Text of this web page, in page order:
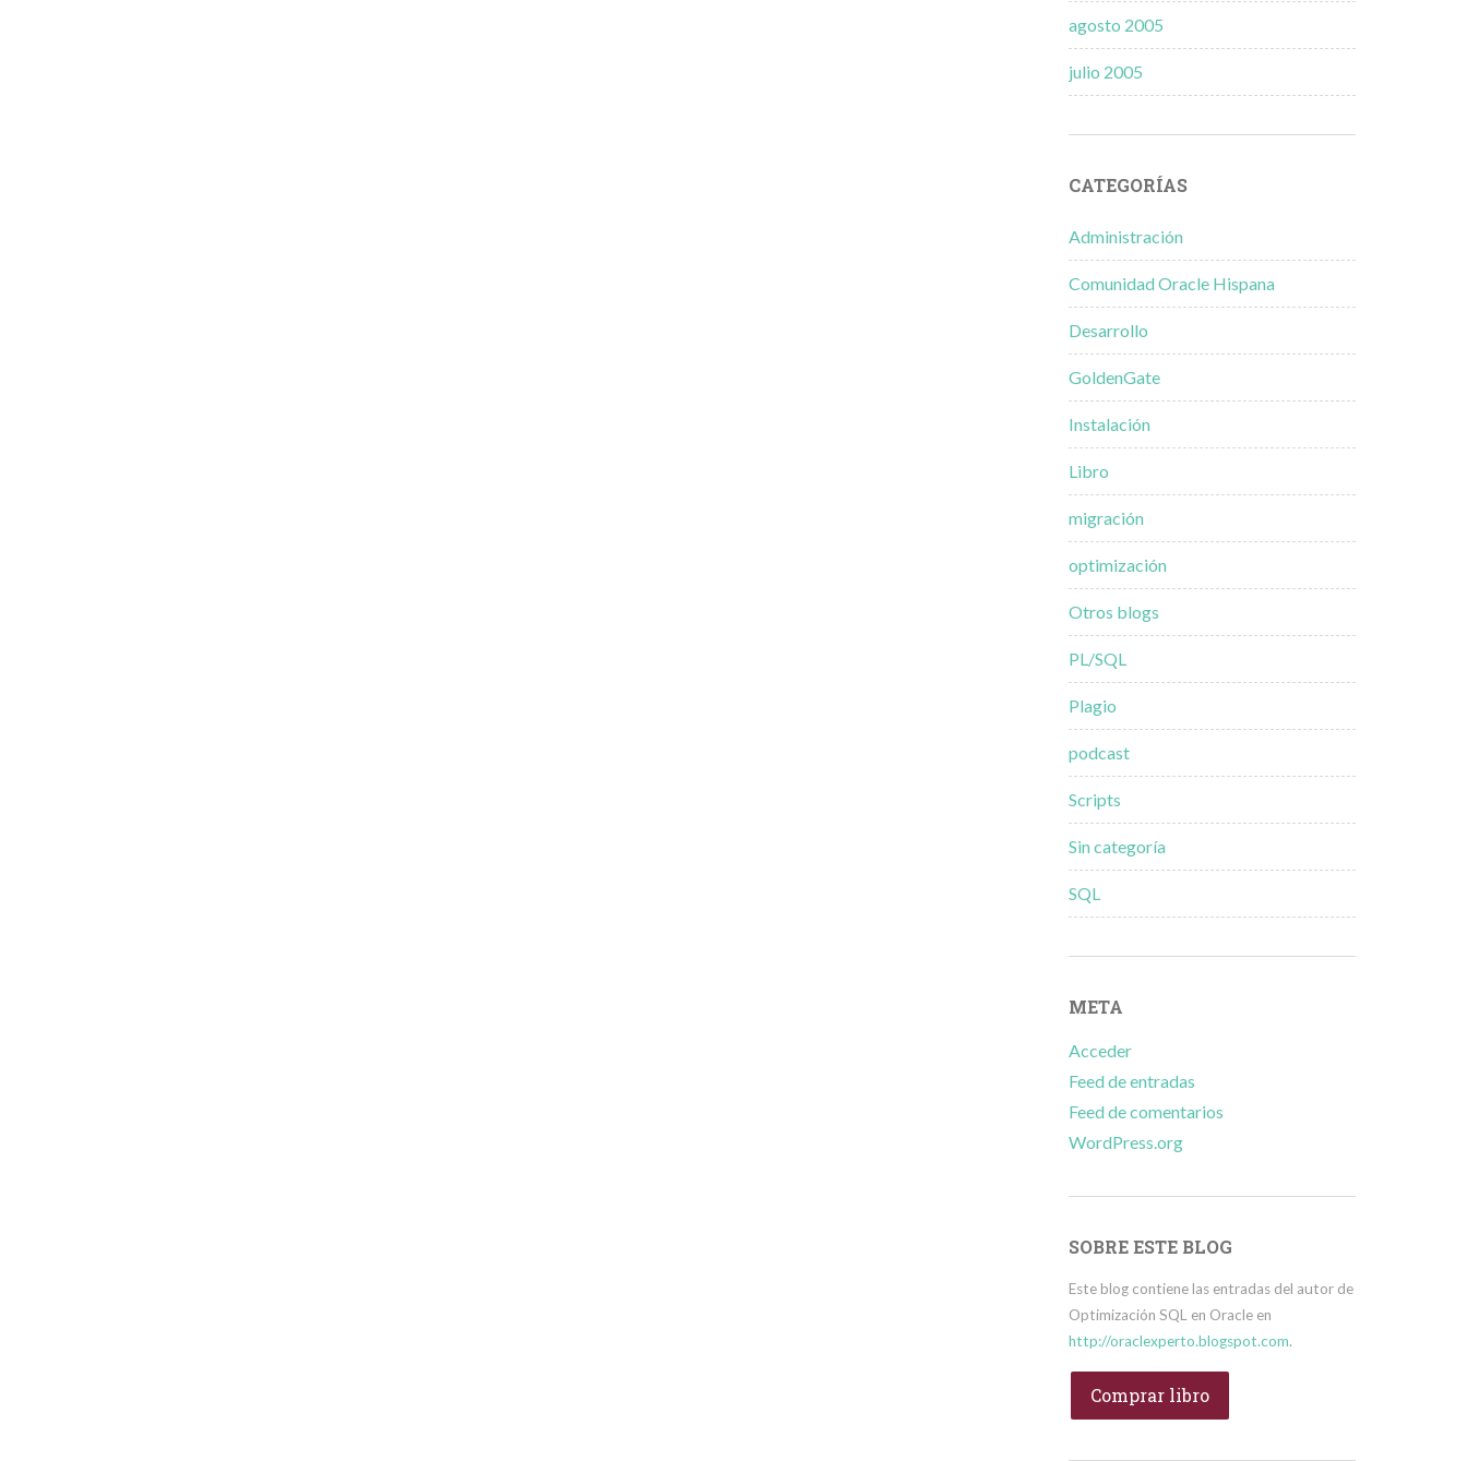
agosto 2005
julio 2005
CATEGORÍAS
Administración
Comunidad Oracle Hispana
Desarrollo
GoldenGate
Instalación
Libro
migración
optimización
Otros blogs
PL/SQL
Plagio
podcast
Scripts
Sin categoría
SQL
META
Acceder
Feed de entradas
Feed de comentarios
WordPress.org
SOBRE ESTE BLOG
Este blog contiene las entradas del autor de
Optimización SQL en Oracle en
http://oraclexperto.blogspot.com.
Comprar libro